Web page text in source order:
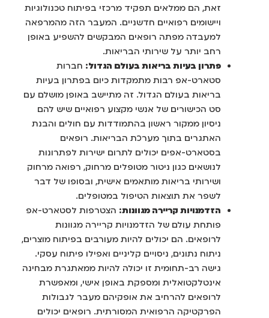
זאת, הם ממלאים תפקיד מרכזי בפיתוח טכנולוגיות
ויישומים רפואיים חדשניים. המעבר הזה מהמרפאה
למעבדה מפתה רופאים המבקשים להשפיע באופן
רחב יותר על שירותי הבריאות.
פתרון בעיות בריאות בעולם הגדול:חברות
סטארט-אפ רבות מתמקדות כיום בפתרון בעיות
בריאות בעולם הגדול. זה מתיישב באופן מושלם עם
סט הכישורים של אנשי מקצוע רפואיים שיש להם
ניסיון ממקור ראשון בהתמודדות עם חולים והבנת
האתגרים בתוך מערכת הבריאות. רופאים
בסטארט-אפים יכולים לתרום ישירות לפתרונות
לנושאים כגון ניטור מטופלים מרחוק, רפואה מרחוק
ושירותי בריאות מותאמים אישית, ובסופו של דבר
לשפר את תוצאות הטיפול במטופלים.
הזדמנויות קריירה מגוונות:הצטרפות לסטארט-אפ
פותחת עולם של הזדמנויות קריירה מגוונות
לרופאים. הם יכולים להיות מעורבים בפיתוח מוצרים,
ניתוח נתונים, ניסויים קליניים ואפילו פיתוח עסקי.
גישה רב-תחומית זו יכולה להיות ממאתגרת מבחינה
אינטלקטואלית ומספקת באופן אישי, ומאפשרת
לרופאים להרחיב את אופקיהם מעבר לגבולות
הפרקטיקה הרפואית המסורתית. רופאים יכולים